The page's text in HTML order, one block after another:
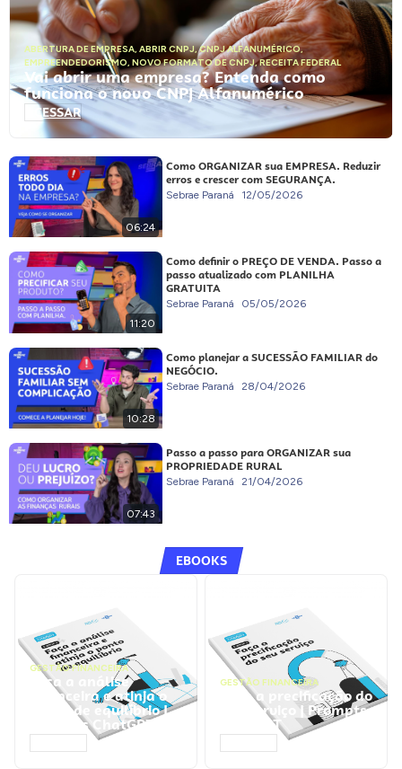
ABERTURA DE EMPRESA, ABRIR CNPJ,CNPJ ALFANUMÉRICO,
EMPREENDEDORISMO, NOVO FORMATO DE CNPJ,RECEITA FEDERAL
Vai abrir uma empresa? Entenda como
funciona o novo CNPJ Alfanumérico
ACESSAR
06:24
Como ORGANIZAR sua EMPRESA. Reduzir
erros e crescer com SEGURANÇA.
Sebrae Paraná 12/05/2026
11:20
Como definir o PREÇO DE VENDA. Passo a
passo atualizado com PLANILHA
GRATUITA
Sebrae Paraná 05/05/2026
10:28
Como planejar a SUCESSÃO FAMILIAR do
NEGÓCIO.
Sebrae Paraná 28/04/2026
07:43
Passo a passo para ORGANIZAR sua
PROPRIEDADE RURAL
Sebrae Paraná 21/04/2026
EBOOKS
GESTÃO FINANCEIRA
Faça a análise
financeira e atinja o
ponto de equilíbrio |
Prompts ChatGPT
GESTÃO FINANCEIRA
Faça a precificação do
seu serviço | Prompts
ChatGPT